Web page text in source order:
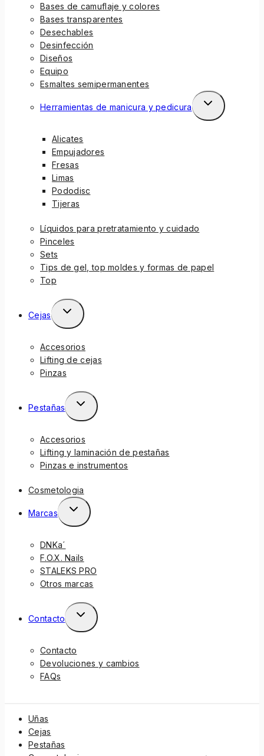
Bases de camuflaje y colores
Bases transparentes
Desechables
Desinfección
Diseños
Equipo
Esmaltes semipermanentes
Herramientas de manicura y pedicura
Alicates
Empujadores
Fresas
Limas
Pododisc
Tijeras
Líquidos para pretratamiento y cuidado
Pinceles
Sets
Tips de gel, top moldes y formas de papel
Top
Cejas
Accesorios
Lifting de cejas
Pinzas
Pestañas
Accesorios
Lifting y laminación de pestañas
Pinzas e instrumentos
Cosmetologia
Marcas
DNKa´
F.O.X. Nails
STALEKS PRO
Otros marcas
Contacto
Contacto
Devoluciones y cambios
FAQs
Uñas
Cejas
Pestañas